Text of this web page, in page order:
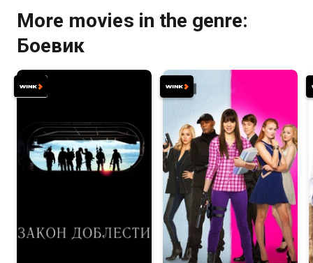
More movies in the genre:
Боевик
5.4 5.4